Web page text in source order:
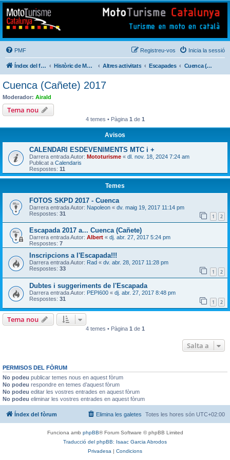
Mototurisme
Turisme en moto en català
PMF Inicia la sessió
Registreu-vos
Índex del fòrum Històric de Mototurisme Altres activitats Escapades Cuenca (Cañete) 2017
Cuenca (Cañete) 2017
Moderador: Airald
Tema nou
4 temes • Pàgina 1 de 1
Avisos
CALENDARI ESDEVENIMENTS MTC i +
Darrera entrada Autor: Mototurisme « dl. nov. 18, 2024 7:24 am
Publicat a Calendaris
Respostes: 11
Temes
FOTOS SKPD 2017 - Cuenca
Darrera entrada Autor: Napoleon « dv. maig 19, 2017 11:14 pm
Respostes: 31 1 2
Escapada 2017 a... Cuenca (Cañete)
Darrera entrada Autor: Albert « dj. abr. 27, 2017 5:24 pm
Respostes: 7
Inscripcions a l'Escapada!!!
Darrera entrada Autor: Rad « dv. abr. 28, 2017 11:28 pm
Respostes: 33 1 2
Dubtes i suggeriments de l'Escapada
Darrera entrada Autor: PEPI600 « dj. abr. 27, 2017 8:48 pm
Respostes: 31 1 2
Tema nou
4 temes • Pàgina 1 de 1
Salta a
PERMISOS DEL FÒRUM
No podeu publicar temes nous en aquest fòrum
No podeu respondre en temes d’aquest fòrum
No podeu editar les vostres entrades en aquest fòrum
No podeu eliminar les vostres entrades en aquest fòrum
Índex del fòrum Totes les hores són UTC+02:00
Elimina les galetes
Funciona amb phpBB® Forum Software © phpBB Limited
Traducció del phpBB: Isaac Garcia Abrodos
Privadesa | Condicions